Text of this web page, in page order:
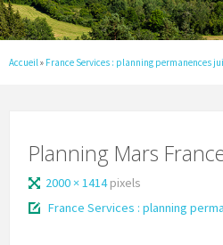
Accueil » France Services : planning permanences
Planning Mars
2000 × 1414pixels
France Services : planning